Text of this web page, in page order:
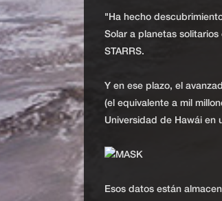
"Ha hecho
Solar a planetas
STARRS.
Y en ese plazo, el
(el equivalente a mil
Universidad de Hawái en
Esos datos están